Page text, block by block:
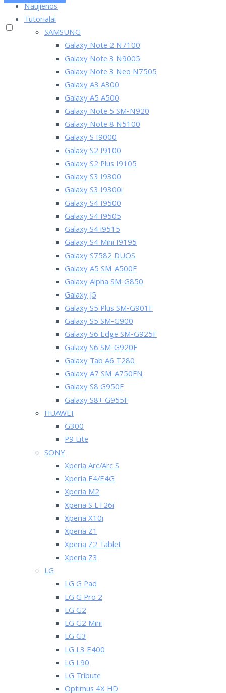
Naujienos
Tutorialai
SAMSUNG
Galaxy Note 2 N7100
Galaxy Note 3 N9005
Galaxy Note 3 Neo N7505
Galaxy A3 A300
Galaxy A5 A500
Galaxy Note 5 SM-N920
Galaxy Note 8 N5100
Galaxy S I9000
Galaxy S2 I9100
Galaxy S2 Plus I9105
Galaxy S3 I9300
Galaxy S3 I9300i
Galaxy S4 I9500
Galaxy S4 I9505
Galaxy S4 i9515
Galaxy S4 Mini I9195
Galaxy S7582 DUOS
Galaxy A5 SM-A500F
Galaxy Alpha SM-G850
Galaxy J5
Galaxy S5 Plus SM-G901F
Galaxy S5 SM-G900
Galaxy S6 Edge SM-G925F
Galaxy S6 SM-G920F
Galaxy Tab A6 T280
Galaxy A7 SM-A750FN
Galaxy S8 G950F
Galaxy S8+ G955F
HUAWEI
G300
P9 Lite
SONY
Xperia Arc/Arc S
Xperia E4/E4G
Xperia M2
Xperia S LT26i
Xperia X10i
Xperia Z1
Xperia Z2 Tablet
Xperia Z3
LG
LG G Pad
LG G Pro 2
LG G2
LG G2 Mini
LG G3
LG L3 E400
LG L90
LG Tribute
Optimus 4X HD